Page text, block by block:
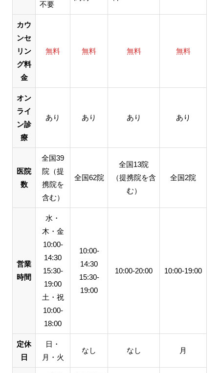
不要
カウ
ンセ
リン
グ料
金
無料 無料 無料 無料
オン
ライ
ン診
療
あり あり あり あり
医院
数
全国39
院（提
携院を
含む）
全国62院
全国13院
（提携院を含
む）
全国2院
営業
時間
水・
木・金
10:00-
14:30
15:30-
19:00
土・祝
10:00-
18:00
10:00-
14:30
15:30-
19:00
10:00-20:00 10:00-19:00
定休
日
日・
月・火
なし なし 月